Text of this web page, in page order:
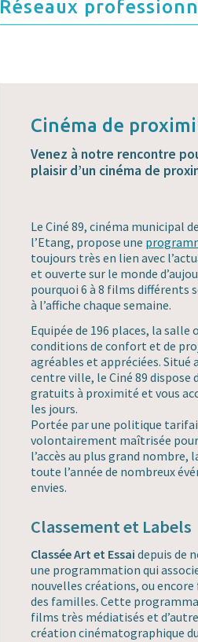
Réseaux
Cinéma de
Venez à notre rencontre
plaisir d’un cinéma de
Le Ciné 89, cinéma municipal
l’Etang, propose une
toujours très en lien avec
et ouverte sur le monde
pourquoi 6 à 8 films différents
à l’affiche chaque semaine.
Equipée de 196 places, la salle
conditions de confort et de
agréables et appréciées. Situé
centre ville, le Ciné 89 dispose
gratuits à proximité et vous
les jours.
Portée par une politique
volontairement maîtrisée
l’accès au plus grand
toute l’année de nombreux
envies.
Classement et Labels
Classée Art et Essai depuis de
une programmation qui
nouvelles créations, ou
des familles. Cette
films très médiatisés et
création cinématographique